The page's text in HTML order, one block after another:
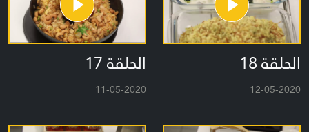
الحلقة 18
12-05-2020
الحلقة 17
11-05-2020